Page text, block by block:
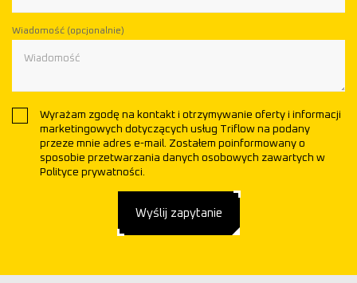
Wiadomość (opcjonalnie)
Wyrażam zgodę na kontakt i otrzymywanie oferty i informacji
marketingowych dotyczących usług Triflow na podany
przeze mnie adres e-mail. Zostałem poinformowany o
sposobie przetwarzania danych osobowych zawartych w
Polityce prywatności.
Wyślij zapytanie